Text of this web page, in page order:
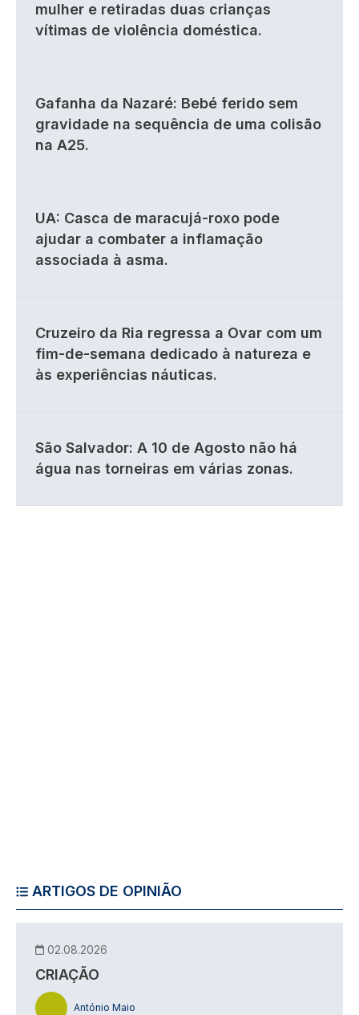
mulher e retiradas duas crianças
vítimas de violência doméstica.
Gafanha da Nazaré: Bebé ferido sem
gravidade na sequência de uma colisão
na A25.
UA: Casca de maracujá-roxo pode
ajudar a combater a inflamação
associada à asma.
Cruzeiro da Ria regressa a Ovar com um
fim-de-semana dedicado à natureza e
às experiências náuticas.
São Salvador: A 10 de Agosto não há
água nas torneiras em várias zonas.
ARTIGOS DE OPINIÃO
02.08.2026
CRIAÇÃO
António Maio